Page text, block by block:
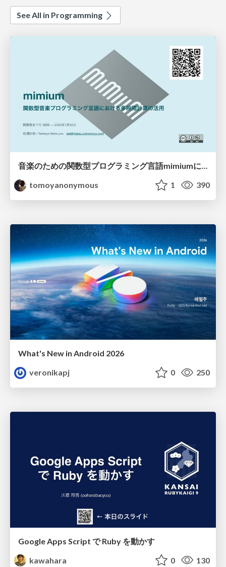
See All in Programming
tomoyanonymous
1 390
What's New in Android 2026
veronikapj
0 250
Google Apps Script で Ruby を動かす
kawahara
0 130